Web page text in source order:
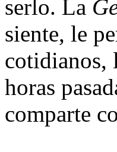
serlo. La
siente, le
cotidianos,
horas
comparte